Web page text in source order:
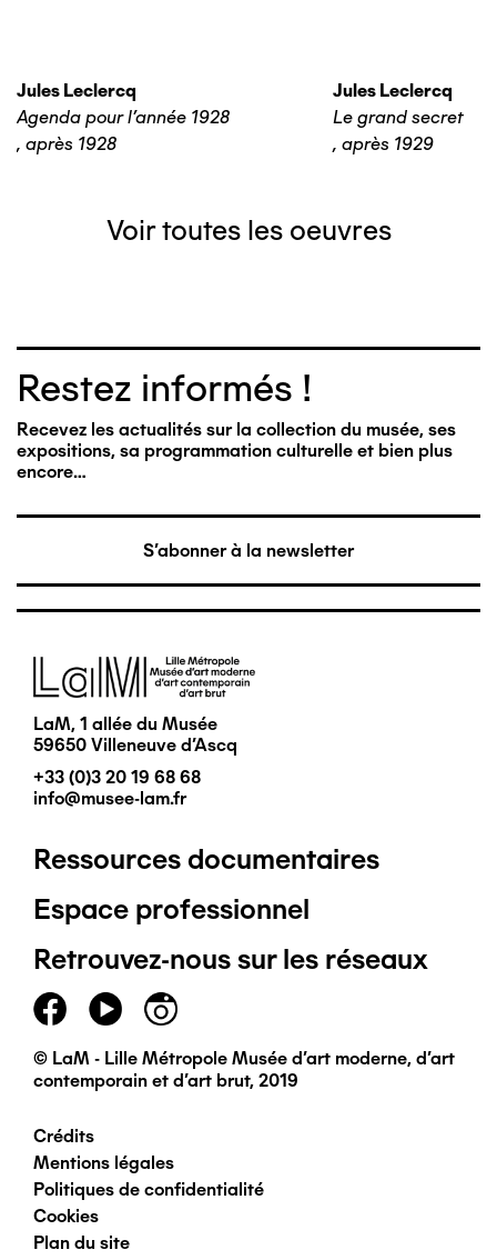
Jules Leclercq
Agenda pour l'année 1928
, après 1928
Jules Leclercq
Le grand secret
, après 1929
Voir toutes les oeuvres
Restez informés !
Recevez les actualités sur la collection du musée, ses
expositions, sa programmation culturelle et bien plus
encore…
S'abonner à la newsletter
Image
LaM, 1 allée du Musée
59650 Villeneuve d'Ascq
+33 (0)3 20 19 68 68
info@musee-lam.fr
Pied
de
page
principal
Ressources documentaires
Espace professionnel
Retrouvez-nous sur les réseaux
© LaM - Lille Métropole Musée d'art moderne, d'art
contemporain et d'art brut, 2019
Pied
de
Crédits
Mentions légales
Politiques de confidentialité
Cookies
Plan du site